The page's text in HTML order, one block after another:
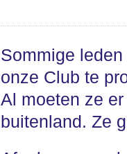
Sommige
onze Club te
Al moeten ze
buitenland. Ze